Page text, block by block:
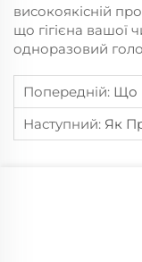
високоякісній
що гігієна вашої
одноразовий
Попередній: Що
Наступний: Як